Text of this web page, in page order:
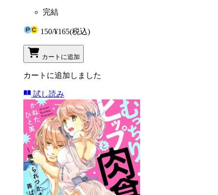
完結
150/¥165(税込)
カートに追加
カートに追加しました
試し読み